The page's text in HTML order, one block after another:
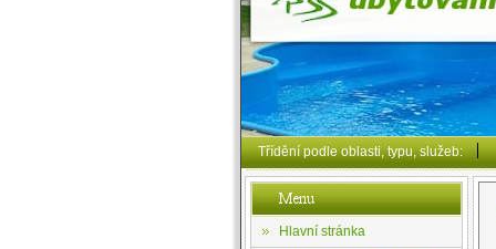
Třídění podle oblasti, typu, služeb:
Hlavní stránka